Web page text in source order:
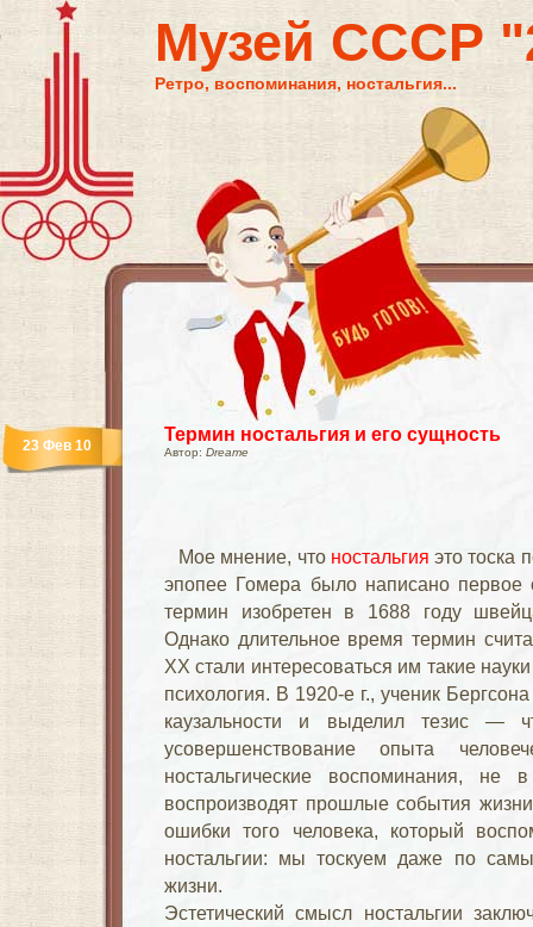
Музей СССР
Ретро, воспоминания, ностальгия...
Термин ностальгия и его сущность
Автор: Dreame
23 Фев 10
Мое мнение, что ностальгия это тоска
эпопее Гомера было написано первое
термин изобретен в 1688 году
Однако длительное время термин
XX стали интересоваться им такие
психология. В 1920-е г., ученик
каузальности и выделил тезис —
усовершенствование опыта
ностальгические воспоминания, не
воспроизводят прошлые события
ошибки того человека, который
ностальгии: мы тоскуем даже по
жизни.
Эстетический смысл ностальгии